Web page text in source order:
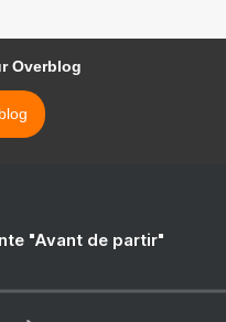
Overblog
"Avant de partir"